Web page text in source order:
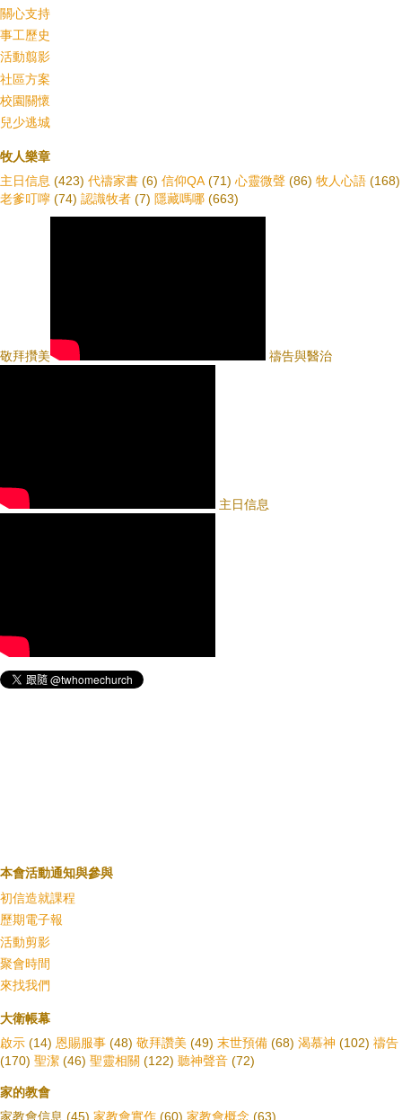
關心支持
事工歷史
活動翦影
社區方案
校園關懷
兒少逃城
牧人樂章
主日信息 (423) 代禱家書 (6) 信仰QA (71) 心靈微聲 (86) 牧人心語 (168)
老爹叮嚀 (74) 認識牧者 (7) 隱藏嗎哪 (663)
敬拜攢美 禱告與醫治
主日信息
本會活動通知與參與
初信造就課程
歷期電子報
活動剪影
聚會時間
來找我們
大衛帳幕
啟示 (14) 恩賜服事 (48) 敬拜讚美 (49) 末世預備 (68) 渴慕神 (102) 禱告
(170) 聖潔 (46) 聖靈相關 (122) 聽神聲音 (72)
家的教會
家教會信息 (45) 家教會實作 (60) 家教會概念 (63)